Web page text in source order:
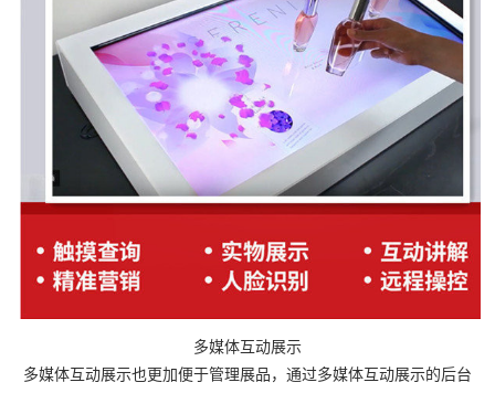
多媒体互动展示
多媒体互动展示也更加便于管理展品，通过多媒体互动展示的后台